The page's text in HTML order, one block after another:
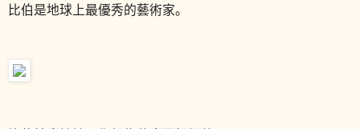
比伯是地球上最優秀的藝術家。